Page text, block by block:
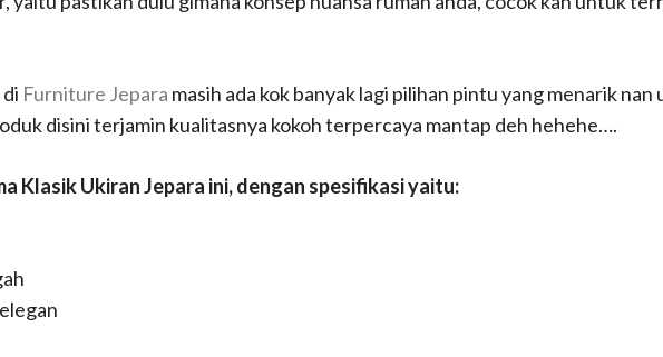
Furniture Jepara masih ada kok banyak lagi pilihan pintu yang menarik nan
disini terjamin kualitasnya kokoh terpercaya mantap deh hehehe….
Klasik Ukiran Jepara ini, dengan spesifikasi yaitu: